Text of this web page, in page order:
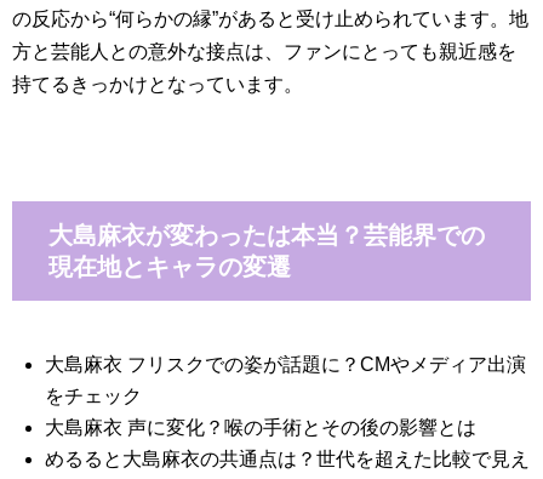
の反応から“何らかの縁”があると受け止められています。地
方と芸能人との意外な接点は、ファンにとっても親近感を
持てるきっかけとなっています。
大島麻衣が変わったは本当？芸能界での
現在地とキャラの変遷
大島麻衣 フリスクでの姿が話題に？CMやメディア出演
をチェック
大島麻衣 声に変化？喉の手術とその後の影響とは
めるると大島麻衣の共通点は？世代を超えた比較で見え